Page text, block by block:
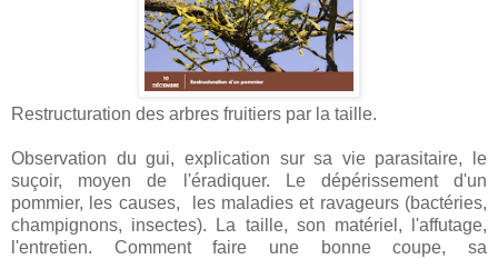
Restructuration des arbres fruitiers par la taille.
Observation du gui, explication sur sa vie parasitaire, le
suçoir, moyen de l'éradiquer. Le dépérissement d'un
pommier, les causes, les maladies et ravageurs (bactéries,
champignons, insectes). La taille, son matériel, l'affutage,
l'entretien. Comment faire une bonne coupe, sa